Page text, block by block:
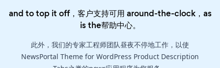
and to top it off，客户支持可用 around-the-clock，as
is the帮助中心。
此外，我们的专家工程师团队昼夜不停地工作，以使
NewsPortal Theme for WordPress Product Description